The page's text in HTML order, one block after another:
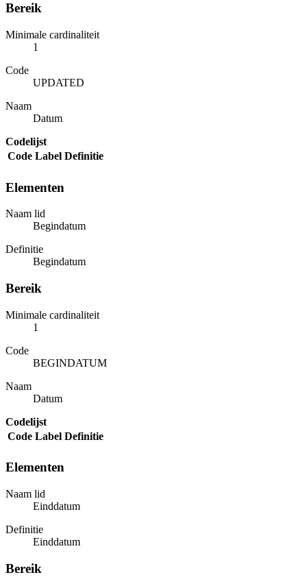
Bereik
Minimale cardinaliteit
1
Code
UPDATED
Naam
Datum
Codelijst
Code Label Definitie
Elementen
Naam lid
Begindatum
Definitie
Begindatum
Bereik
Minimale cardinaliteit
1
Code
BEGINDATUM
Naam
Datum
Codelijst
Code Label Definitie
Elementen
Naam lid
Einddatum
Definitie
Einddatum
Bereik